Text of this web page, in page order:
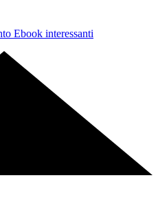
Ebook interessanti